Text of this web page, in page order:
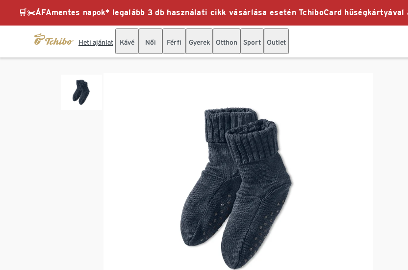
🛒✂️ÁFAmentes napok* legalább 3 db használati cikk vásárlása esetén TchiboCard
Heti ajánlat Kávé Női Férfi Gyerek Otthon Sport Outlet